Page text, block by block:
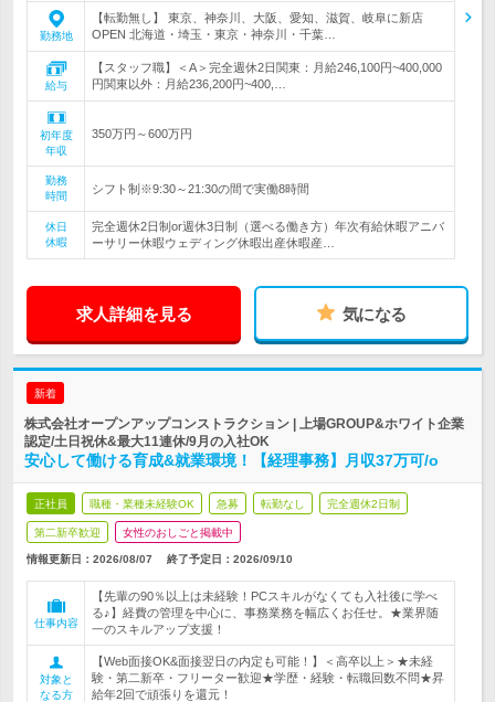
勤務地
【転勤無し】 東京、神奈川、大阪、愛知、滋賀、岐阜に新店
OPEN 北海道・埼玉・東京・神奈川・千葉…
給与
【スタッフ職】＜A＞完全週休2日関東：月給246,100円~400,000
円関東以外：月給236,200円~400,…
初年度
年収
350万円～600万円
勤務
時間
シフト制※9:30～21:30の間で実働8時間
休日
休暇
完全週休2日制or週休3日制（選べる働き方）年次有給休暇アニバ
ーサリー休暇ウェディング休暇出産休暇産…
求人詳細を見る 気になる
新着
株式会社オープンアップコンストラクション | 上場GROUP&ホワイト企業
認定/土日祝休&最大11連休/9月の入社OK
安心して働ける育成&就業環境！【経理事務】月収37万可/o
正社員 職種・業種未経験OK 急募 転勤なし 完全週休2日制
第二新卒歓迎 女性のおしごと掲載中
情報更新日：2026/08/07 終了予定日： 2026/09/10
仕事内容
【先輩の90％以上は未経験！PCスキルがなくても入社後に学べ
る♪】経費の管理を中心に、事務業務を幅広くお任せ。★業界随
一のスキルアップ支援！
対象と
なる方
【Web面接OK&面接翌日の内定も可能！】＜高卒以上＞★未経
験・第二新卒・フリーター歓迎★学歴・経験・転職回数不問★昇
給年2回で頑張りを還元！